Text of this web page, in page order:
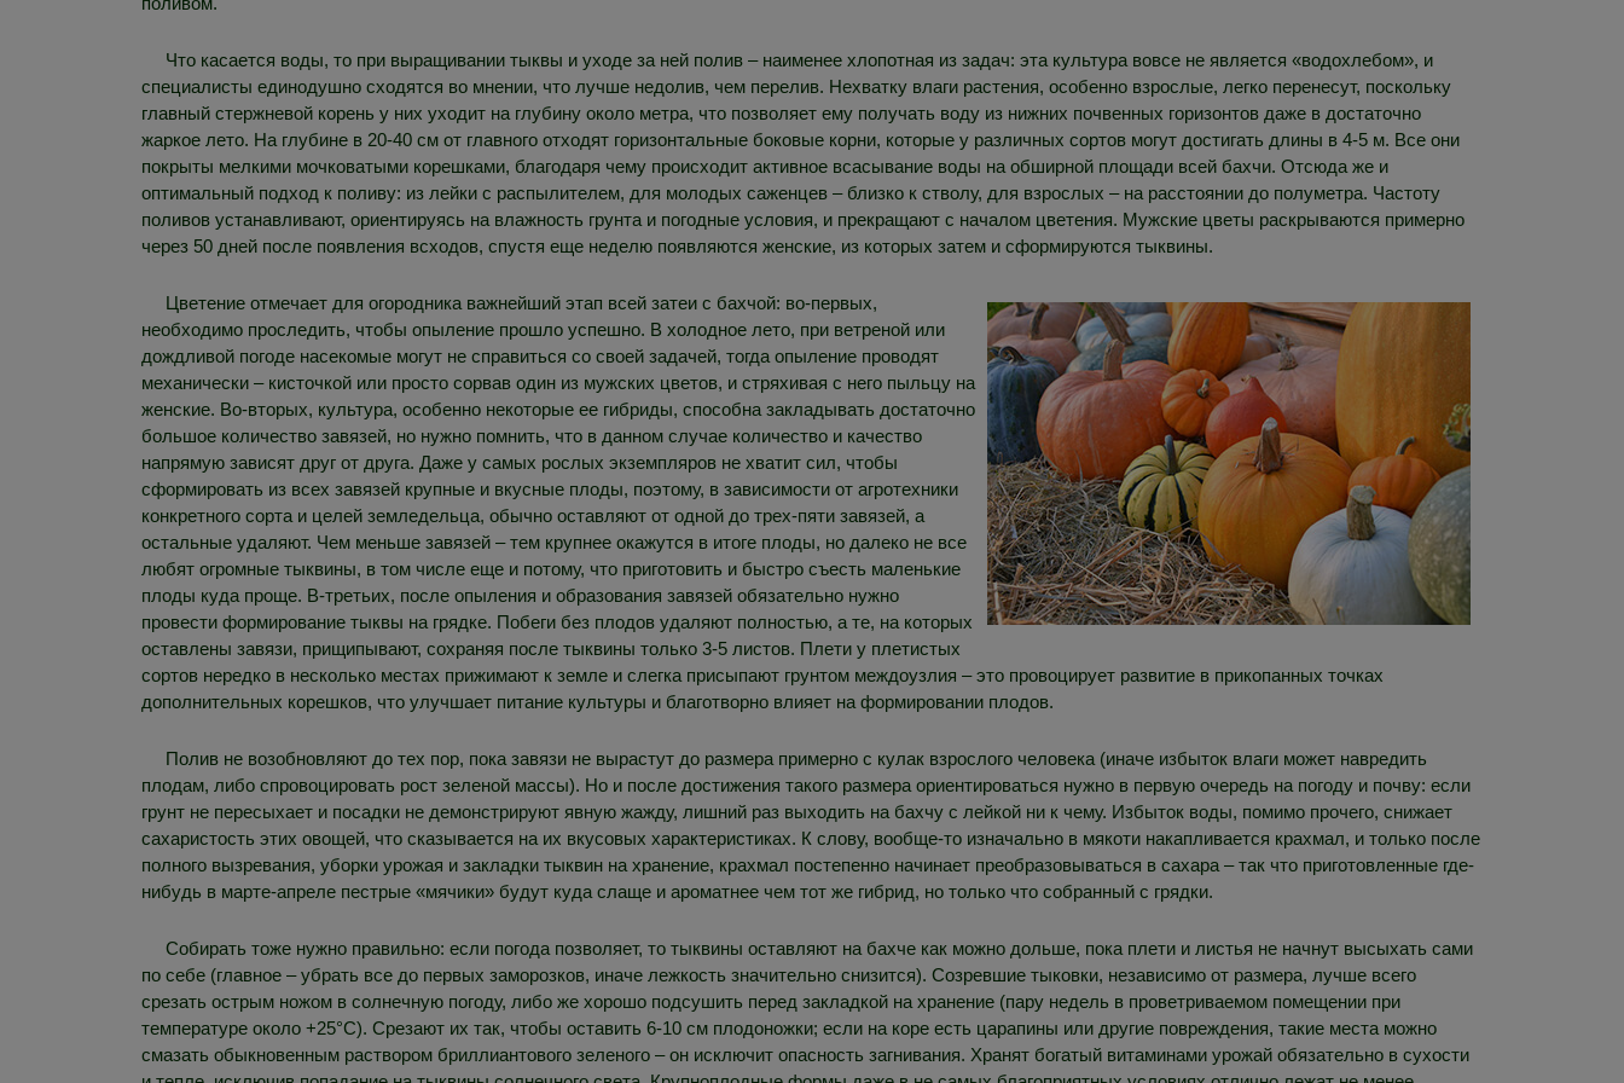
Что касается воды, то при выращивании тыквы и уходе за ней полив – наименее хлопотная из задач: эта культура вовсе не является «водохлебом», и
специалисты единодушно сходятся во мнении, что лучше недолив, чем перелив. Нехватку влаги растения, особенно взрослые, легко перенесут, поскольку
главный стержневой корень у них уходит на глубину около метра, что позволяет ему получать воду из нижних почвенных горизонтов даже в достаточно
жаркое лето. На глубине в 20-40 см от главного отходят горизонтальные боковые корни, которые у различных сортов могут достигать длины в 4-5 м. Все они
покрыты мелкими мочковатыми корешками, благодаря чему происходит активное всасывание воды на обширной площади всей бахчи. Отсюда же и
оптимальный подход к поливу: из лейки с распылителем, для молодых саженцев – близко к стволу, для взрослых – на расстоянии до полуметра. Частоту
поливов устанавливают, ориентируясь на влажность грунта и погодные условия, и прекращают с началом цветения. Мужские цветы раскрываются примерно
через 50 дней после появления всходов, спустя еще неделю появляются женские, из которых затем и сформируются тыквины.
Цветение отмечает для огородника важнейший этап всей затеи с бахчой: во-первых,
необходимо проследить, чтобы опыление прошло успешно. В холодное лето, при ветреной или
дождливой погоде насекомые могут не справиться со своей задачей, тогда опыление проводят
механически – кисточкой или просто сорвав один из мужских цветов, и стряхивая с него пыльцу на
женские. Во-вторых, культура, особенно некоторые ее гибриды, способна закладывать достаточно
большое количество завязей, но нужно помнить, что в данном случае количество и качество
напрямую зависят друг от друга. Даже у самых рослых экземпляров не хватит сил, чтобы
сформировать из всех завязей крупные и вкусные плоды, поэтому, в зависимости от агротехники
конкретного сорта и целей земледельца, обычно оставляют от одной до трех-пяти завязей, а
остальные удаляют. Чем меньше завязей – тем крупнее окажутся в итоге плоды, но далеко не все
любят огромные тыквины, в том числе еще и потому, что приготовить и быстро съесть маленькие
плоды куда проще. В-третьих, после опыления и образования завязей обязательно нужно
провести формирование тыквы на грядке. Побеги без плодов удаляют полностью, а те, на которых
оставлены завязи, прищипывают, сохраняя после тыквины только 3-5 листов. Плети у плетистых
сортов нередко в несколько местах прижимают к земле и слегка присыпают грунтом междоузлия – это провоцирует развитие в прикопанных точках
дополнительных корешков, что улучшает питание культуры и благотворно влияет на формировании плодов.
Полив не возобновляют до тех пор, пока завязи не вырастут до размера примерно с кулак взрослого человека (иначе избыток влаги может навредить
плодам, либо спровоцировать рост зеленой массы). Но и после достижения такого размера ориентироваться нужно в первую очередь на погоду и почву: если
грунт не пересыхает и посадки не демонстрируют явную жажду, лишний раз выходить на бахчу с лейкой ни к чему. Избыток воды, помимо прочего, снижает
сахаристость этих овощей, что сказывается на их вкусовых характеристиках. К слову, вообще-то изначально в мякоти накапливается крахмал, и только после
полного вызревания, уборки урожая и закладки тыквин на хранение, крахмал постепенно начинает преобразовываться в сахара – так что приготовленные где-
нибудь в марте-апреле пестрые «мячики» будут куда слаще и ароматнее чем тот же гибрид, но только что собранный с грядки.
Собирать тоже нужно правильно: если погода позволяет, то тыквины оставляют на бахче как можно дольше, пока плети и листья не начнут высыхать сами
по себе (главное – убрать все до первых заморозков, иначе лежкость значительно снизится). Созревшие тыковки, независимо от размера, лучше всего
срезать острым ножом в солнечную погоду, либо же хорошо подсушить перед закладкой на хранение (пару недель в проветриваемом помещении при
температуре около +25°C). Срезают их так, чтобы оставить 6-10 см плодоножки; если на коре есть царапины или другие повреждения, такие места можно
смазать обыкновенным раствором бриллиантового зеленого – он исключит опасность загнивания. Хранят богатый витаминами урожай обязательно в сухости